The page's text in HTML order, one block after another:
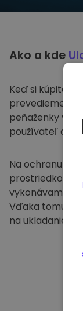
Ako a kde
Keď si kúpite na
prevedieme do
peňaženky v
používateľ
Na ochranu
prostriedkov
vykonávame
Vďaka tomuto
na ukladanie a